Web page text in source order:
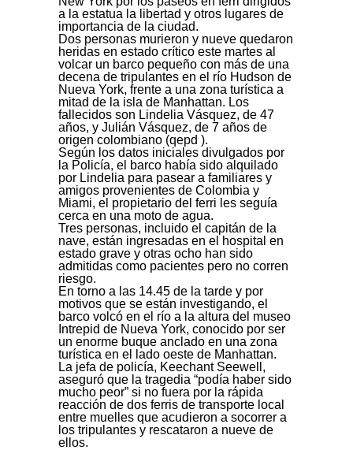
a la estatua la libertad y otros lugares de
importancia de la ciudad.
Dos personas murieron y nueve quedaron
heridas en estado crítico este martes al
volcar un barco pequeño con más de una
decena de tripulantes en el río Hudson de
Nueva York, frente a una zona turística a
mitad de la isla de Manhattan. Los
fallecidos son Lindelia Vásquez, de 47
años, y Julián Vásquez, de 7 años de
origen colombiano (qepd ).
Según los datos iniciales divulgados por
la Policía, el barco había sido alquilado
por Lindelia para pasear a familiares y
amigos provenientes de Colombia y
Miami, el propietario del ferri les seguía
cerca en una moto de agua.
Tres personas, incluido el capitán de la
nave, están ingresadas en el hospital en
estado grave y otras ocho han sido
admitidas como pacientes pero no corren
riesgo.
En torno a las 14.45 de la tarde y por
motivos que se están investigando, el
barco volcó en el río a la altura del museo
Intrepid de Nueva York, conocido por ser
un enorme buque anclado en una zona
turística en el lado oeste de Manhattan.
La jefa de policía, Keechant Seewell,
aseguró que la tragedia “podía haber sido
mucho peor” si no fuera por la rápida
reacción de dos ferris de transporte local
entre muelles que acudieron a socorrer a
los tripulantes y rescataron a nueve de
ellos.